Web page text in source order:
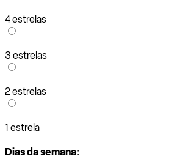
4 estrelas
3 estrelas
2 estrelas
1 estrela
Dias da semana: